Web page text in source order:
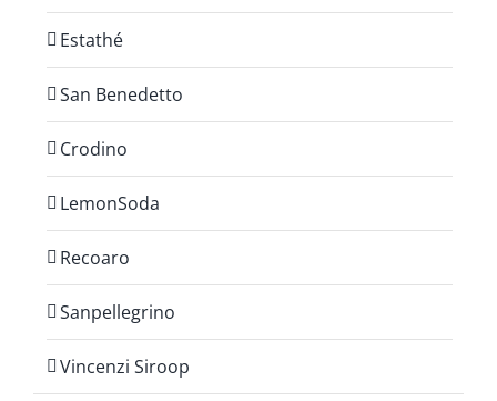
Estathé
San Benedetto
Crodino
LemonSoda
Recoaro
Sanpellegrino
Vincenzi Siroop